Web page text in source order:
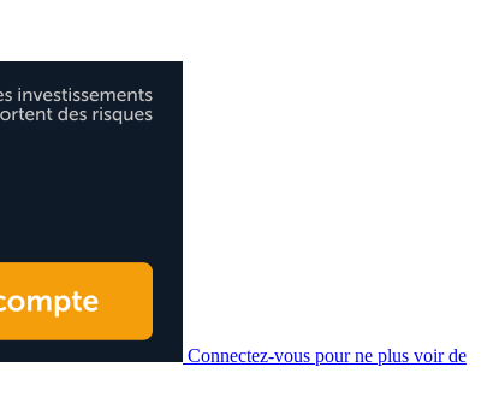
Connectez-vous pour ne plus voir de